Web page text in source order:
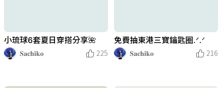
小琉球6套夏日穿搭分享🌺
𝐒𝐚𝐜𝐡𝐢𝐤𝐨
225
免費抽東港三寶鑰匙圈.ᐟ.ᐟ
𝐒𝐚𝐜𝐡𝐢𝐤𝐨
216